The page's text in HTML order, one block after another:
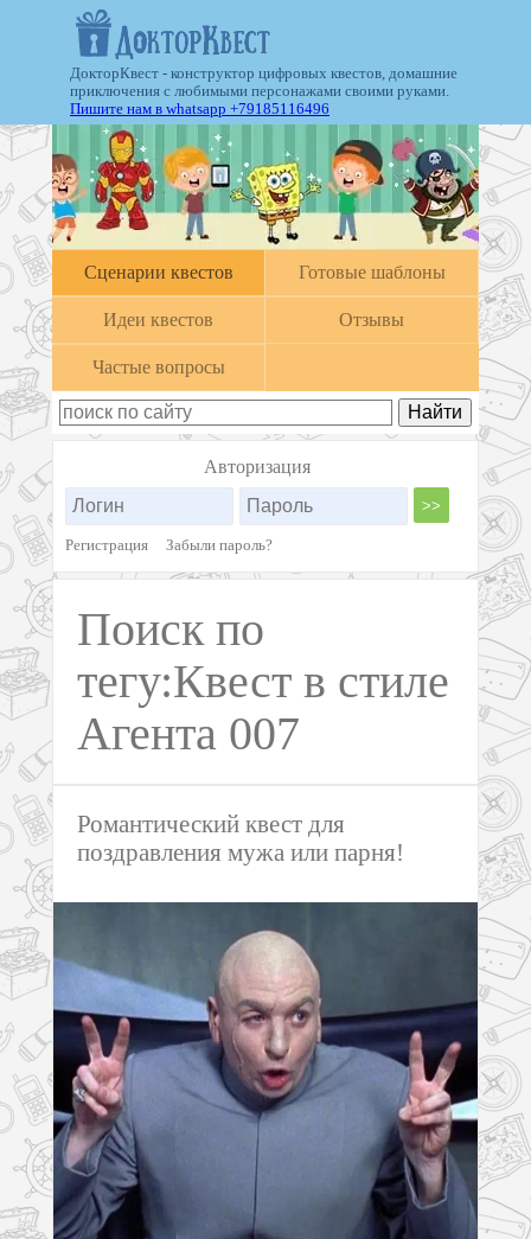
ДокторКвест - конструктор цифровых квестов, домашние
приключения с любимыми персонажами своими руками.
Пишите нам в whatsapp +79185116496
Cценарии квестов Готовые шаблоны
Идеи квестов Отзывы
Частые вопросы
Авторизация
Регистрация Забыли пароль?
Поиск по
тегу:Квест в стиле
Агента 007
Романтический квест для
поздравления мужа или парня!